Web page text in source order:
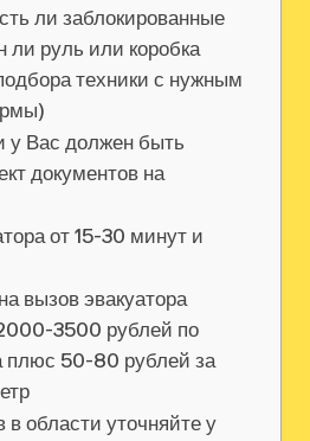
ли заблокированные
ли руль или коробка
техники с нужным
у Вас должен быть
документов на
от 15-30 минут и
вызов эвакуатора
3500 рублей по
плюс 50-80 рублей за
области уточняйте у